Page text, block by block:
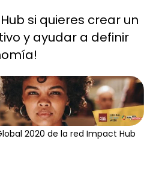
si quieres crear un
y ayudar a definir
2020 de la red Impact Hub